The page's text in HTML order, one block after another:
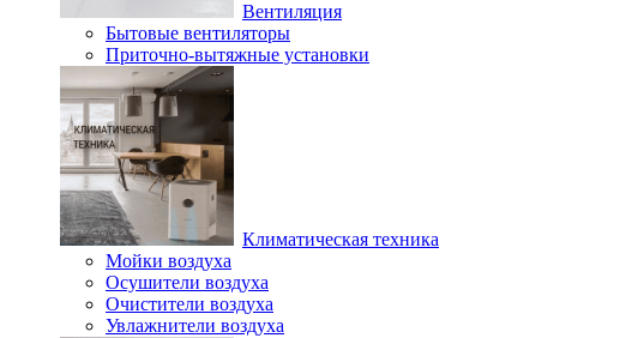
Вентиляция
Бытовые вентиляторы
Приточно-вытяжные установки
Климатическая техника
Мойки воздуха
Осушители воздуха
Очистители воздуха
Увлажнители воздуха